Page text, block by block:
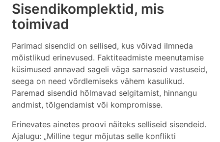
Sisendikomplektid, mis
toimivad
Parimad sisendid on sellised, kus võivad ilmneda
mõistlikud erinevused. Faktiteadmiste meenutamise
küsimused annavad sageli väga sarnaseid vastuseid,
seega on need võrdlemiseks vähem kasulikud.
Paremad sisendid hõlmavad selgitamist, hinnangu
andmist, tõlgendamist või kompromisse.
Erinevates ainetes proovi näiteks selliseid sisendeid.
Ajalugu: „Milline tegur mõjutas selle konflikti